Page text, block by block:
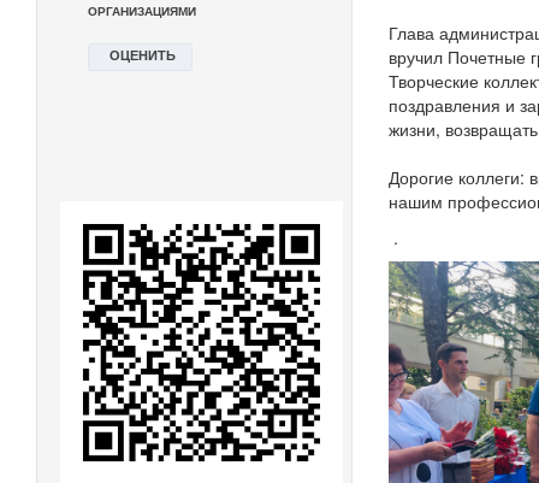
Глава
вручил Почетные
Творческие
поздравления и
жизни,
Дорогие коллеги:
нашим
.